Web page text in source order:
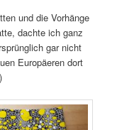
und die Vorhänge
dachte ich ganz
gar nicht
Europäeren dort